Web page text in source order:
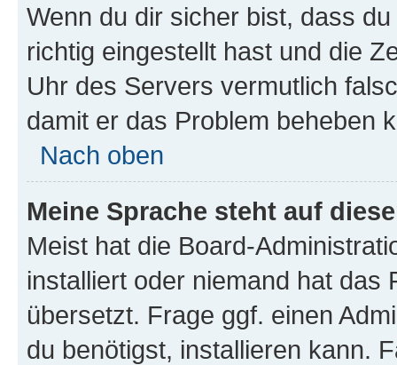
Wenn du dir sicher bist, dass
richtig eingestellt hast und die
Uhr des Servers vermutlich
damit er das Problem beheben
Nach oben
Meine Sprache steht auf
Meist hat die Board-
installiert oder niemand hat das
übersetzt. Frage ggf. einen
du benötigst, installieren kann.